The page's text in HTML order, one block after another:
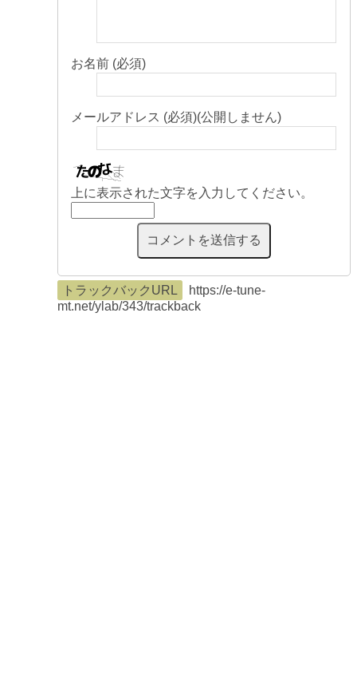
お名前 (必須)
メールアドレス (必須)(公開しません)
上に表示された文字を入力してください。
トラックバックURL
https://e-tune-
mt.net/ylab/343/trackback